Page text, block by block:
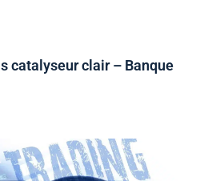
catalyseur clair – Banque